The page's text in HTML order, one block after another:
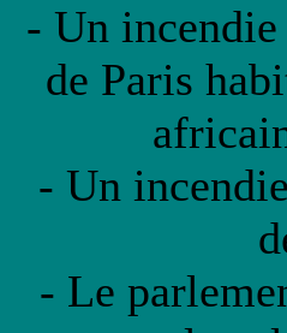
- Un incendie
de Paris
- Un
- Le